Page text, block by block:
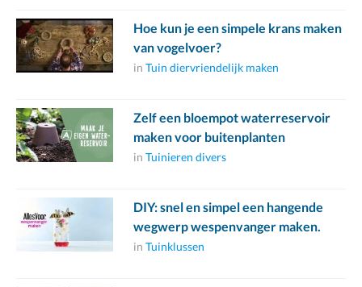
Hoe kun je een simpele krans maken
van vogelvoer?
in Tuin diervriendelijk maken
Zelf een bloempot waterreservoir
maken voor buitenplanten
in Tuinieren divers
DIY: snel en simpel een hangende
wegwerp wespenvanger maken.
in Tuinklussen